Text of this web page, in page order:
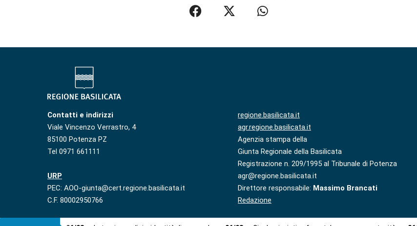
Contatti e indirizzi
Viale Vincenzo Verrastro, 4
85100 Potenza PZ
Tel 0971 661111
URP
PEC: AOO-giunta@cert.regione.basilicata.it
C.F. 80002950766
regione.basilicata.it
agr.regione.basilicata.it
Agenzia stampa della
Giunta Regionale della Basilicata
Registrazione n. 209/1995 al Tribunale di Potenza
agr@regione.basilicata.it
Direttore responsabile: Massimo Brancati
Redazione